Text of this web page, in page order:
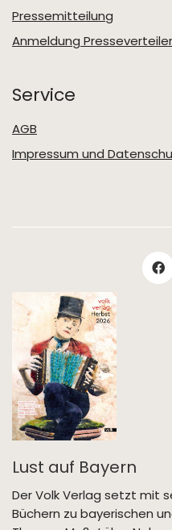
Pressemitteilung
Anmeldung Presseverteiler
Service
AGB
Impressum und
Lust auf Bayern
Der Volk Verlag setzt mit
Büchern zu bayerischen